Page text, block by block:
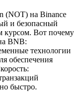
(NOT) на Binance
и безопасный
курсом. Вот почему
BNB:
технологии
обеспечения
быстро.